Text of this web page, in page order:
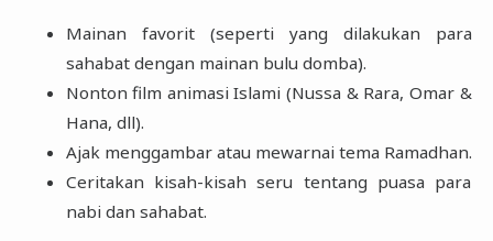
Mainan favorit (seperti yang dilakukan para
sahabat dengan mainan bulu domba).
Nonton film animasi Islami (Nussa & Rara, Omar &
Hana, dll).
Ajak menggambar atau mewarnai tema Ramadhan.
Ceritakan kisah-kisah seru tentang puasa para
nabi dan sahabat.